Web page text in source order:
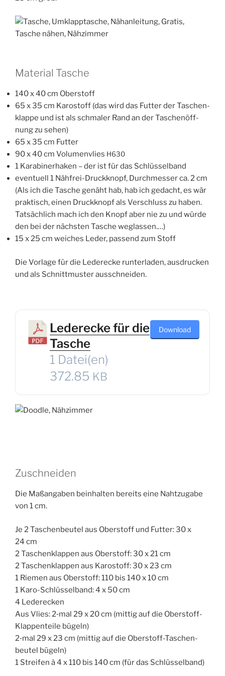
Material Tasche
140 x 40 cm Oberstoff
65 x 35 cm Karo­s­toff (das wird das Fut­ter der Taschen­
klap­pe und ist als schma­ler Rand an der Taschen­öff­
nung zu sehen)
65 x 35 cm Futter
90 x 40 cm Volu­men­vlies H630
1 Kara­bi­ner­ha­ken – der ist für das Schlüsselband
even­tu­ell 1 Näh­frei-Druck­knopf, Durch­mes­ser ca. 2 cm
(Als ich die Tasche genäht hab, hab ich gedacht, es wär
prak­tisch, einen Druck­knopf als Ver­schluss zu haben.
Tat­säch­lich mach ich den Knopf aber nie zu und wür­de
den bei der nächs­ten Tasche weglassen.…)
15 x 25 cm wei­ches Leder, pas­send zum Stoff
Die Vor­la­ge für die Leder­ecke run­ter­la­den, aus­dru­cken
und als Schnitt­mus­ter ausschneiden.
Lederecke für die
Tasche
1 Datei(en)
372.85 KB
Down­load
Zuschneiden
Die Maß­an­ga­ben beinhal­ten bereits eine Naht­zu­ga­be
von 1 cm.
Je 2 Taschen­beu­tel aus Ober­stoff und Fut­ter: 30 x
24 cm
2 Taschen­klap­pen aus Ober­stoff: 30 x 21 cm
2 Taschen­klap­pen aus Karo­s­toff: 30 x 23 cm
1 Rie­men aus Ober­stoff: 110 bis 140 x 10 cm
1 Karo-Schlüs­sel­band: 4 x 50 cm
4 Lederecken
Aus Vlies: 2‑mal 29 x 20 cm (mit­tig auf die Ober­stoff-
Klap­pen­tei­le bügeln)
2‑mal 29 x 23 cm (mit­tig auf die Ober­stoff-Taschen­
beu­tel bügeln)
1 Strei­fen à 4 x 110 bis 140 cm (für das Schlüsselband)